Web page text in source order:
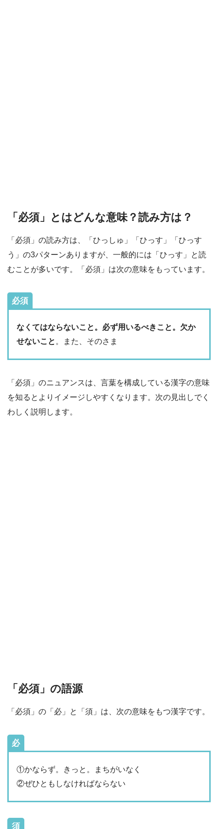
「必須」とはどんな意味？読み方は？
「必須」の読み方は、「ひっしゅ」「ひっす」「ひっす
う」の3パターンありますが、一般的には「ひっす」と読
むことが多いです。「必須」は次の意味をもっています。
必須
なくてはならないこと。必ず用いるべきこと。欠か
せないこと 。また、そのさま
「必須」のニュアンスは、言葉を構成している漢字の意味
を知るとよりイメージしやすくなります。次の見出しでく
わしく説明します。
「必須」の語源
「必須」の「必」と「須」は、次の意味をもつ漢字です。
必
①かならず。きっと。まちがいなく
②ぜひともしなければならない
須